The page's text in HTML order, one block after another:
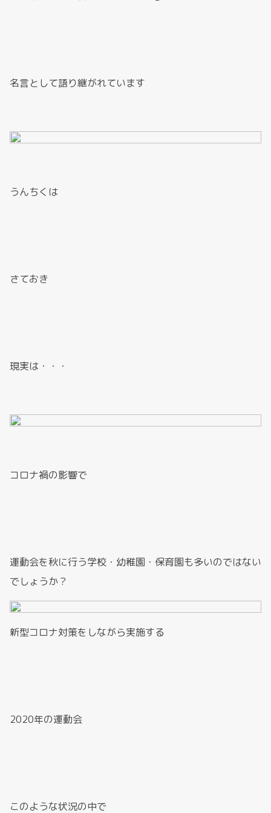
名言として語り継がれています
うんちくは
さておき
現実は・・・
コロナ禍の影響で
運動会を秋に行う学校・幼稚園・保育園も多いのではない
でしょうか？
新型コロナ対策をしながら実施する
2020年の運動会
このような状況の中で